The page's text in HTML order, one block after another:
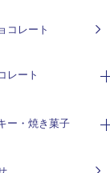
コレート
レート
ー・焼き菓子